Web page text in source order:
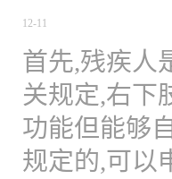
12-11
首先,残疾人
关规定,右下
功能但能够
规定的,可以